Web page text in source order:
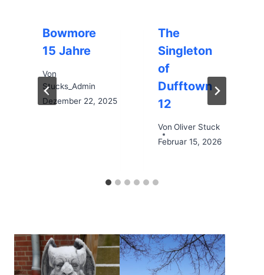
Bowmore
15 Jahre
Von
Stucks_Admin
Dezember 22, 2025
The
Singleton
of
Dufftown
12
Von Oliver Stuck
Februar 15, 2026